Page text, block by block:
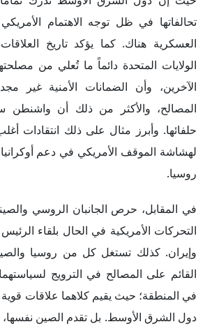
تحالفاتها في ظل توجه الاهتمام
العسكرية هناك. كما يؤكد تاريخ
الولايات المتحدة دائماً ما تُعلي من
الآخرين، وأن الضمانات الأمنية غير
المصالح، والأكثر من ذلك أن
حلفائها. وأبرز مثال على ذلك انتقادات
لهشاشة الموقف الأمريكي في دعم
روسيا.
في المقابل، حرص الجانبان الروسي
التحركات الأمريكية في الحال بلقاء
وإيران. كذلك تستغل كل من روسيا
القائم على المصالح في الترويج لسياستهما
في المنطقة؛ حيث يقيم كلاهما علاقات
دول الشرق الأوسط. بل تقدم الصين